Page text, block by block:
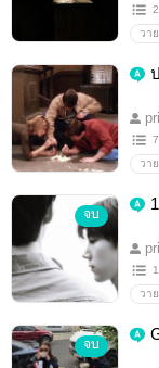
วา
7
วา
จบ
วา
จบ